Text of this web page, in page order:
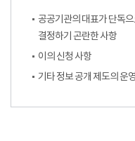
공공기관의 대표가 단독
결정하기 곤란한 사항
이의 신청 사항
기타 정보 공개 제도의 운